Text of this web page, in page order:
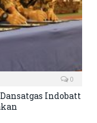
0
Indobatt